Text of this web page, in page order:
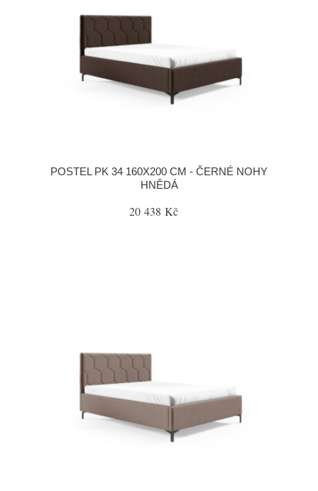
POSTEL PK 34 160X200 CM - ČERNÉ NOHY
HNĚDÁ
20 438 Kč